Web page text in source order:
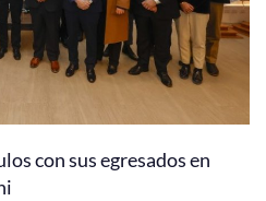
con sus egresados en